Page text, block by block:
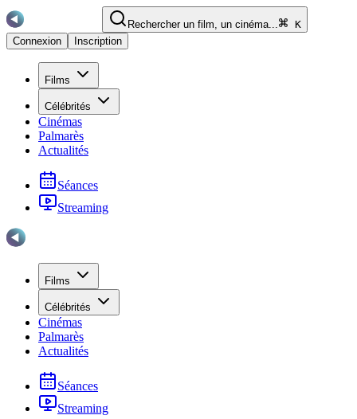
Rechercher un film, un cinéma...
K
Connexion
Inscription
Films
Célébrités
Cinémas
Palmarès
Actualités
Séances
Streaming
Films
Célébrités
Cinémas
Palmarès
Actualités
Séances
Streaming